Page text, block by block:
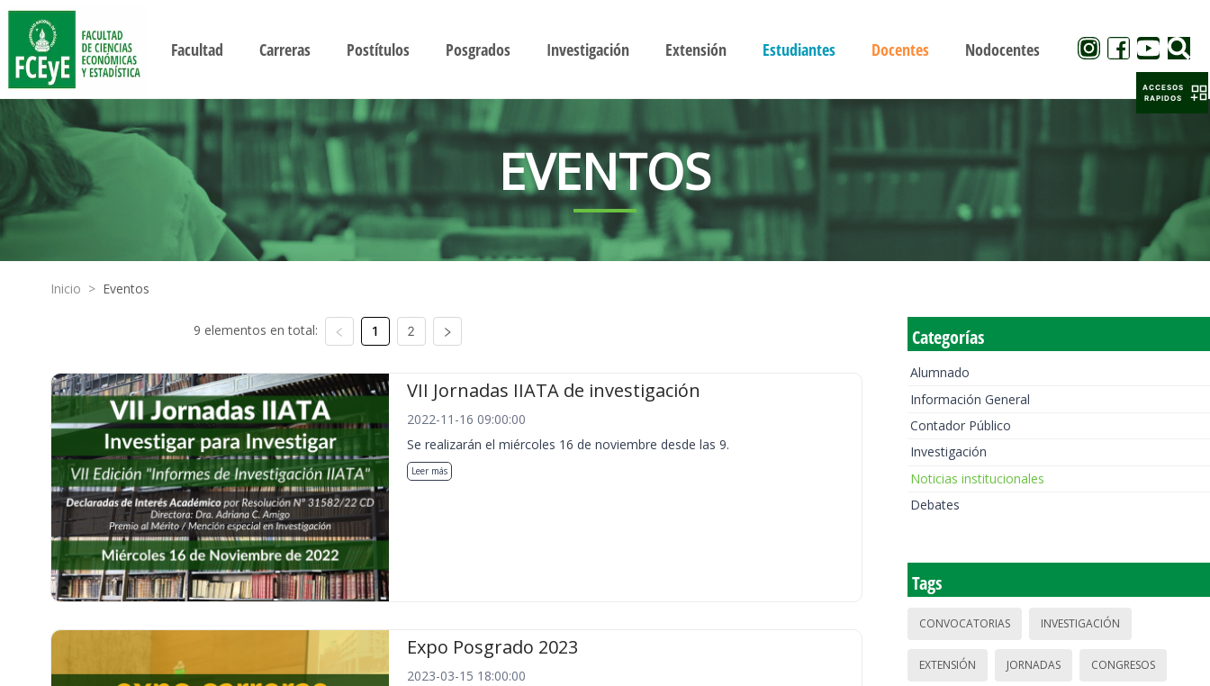
Facultad Carreras Postítulos Posgrados Investigación Extensión Estudiantes Docentes Nodocentes
EVENTOS
Inicio > Eventos
9 elementos en total: 1 2
VII Jornadas IIATA de investigación
2022-11-16 09:00:00
Se realizarán el miércoles 16 de noviembre desde las 9.
Leer más
Expo Posgrado 2023
2023-03-15 18:00:00
Categorías
Alumnado
Información General
Contador Público
Investigación
Noticias institucionales
Debates
Tags
CONVOCATORIAS INVESTIGACIÓN
EXTENSIÓN JORNADAS CONGRESOS
ACCESOS
RAPIDOS